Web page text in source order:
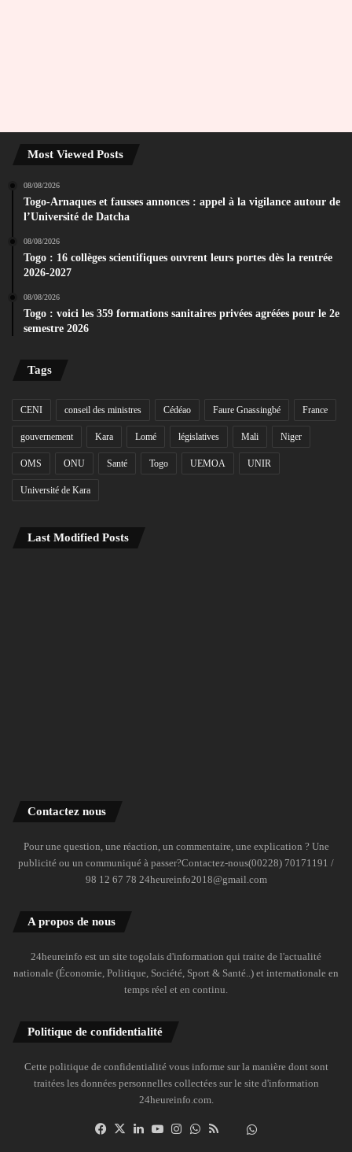
Most Viewed Posts
08/08/2026
Togo-Arnaques et fausses annonces : appel à la vigilance autour de
l’Université de Datcha
08/08/2026
Togo : 16 collèges scientifiques ouvrent leurs portes dès la rentrée
2026-2027
08/08/2026
Togo : voici les 359 formations sanitaires privées agréées pour le 2e
semestre 2026
Tags
CENI conseil des ministres Cédéao Faure Gnassingbé France
gouvernement Kara Lomé législatives Mali Niger
OMS ONU Santé Togo UEMOA UNIR
Université de Kara
Last Modified Posts
Contactez nous
Pour une question, une réaction, un commentaire, une explication ? Une
publicité ou un communiqué à passer?Contactez-nous(00228) 70171191 /
98 12 67 78 24heureinfo2018@gmail.com
A propos de nous
24heureinfo est un site togolais d'information qui traite de l'actualité
nationale (Économie, Politique, Société, Sport & Santé..) et internationale en
temps réel et en continu.
Politique de confidentialité
Cette politique de confidentialité vous informe sur la manière dont sont
traitées les données personnelles collectées sur le site d'information
24heureinfo.com.
Facebook
X LinkedinYouTubeInstagramWhatsAppDailymotion